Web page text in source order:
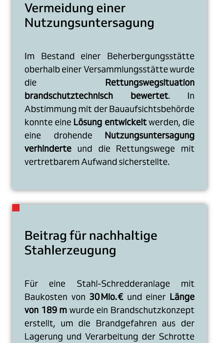
Vermeidung einer
Nutzungsuntersagung
Im Bestand einer Beherbergungsstätte
oberhalb einer Versammlungsstätte wurde
die Rettungswegsituation
brandschutztechnisch bewertet. In
Abstimmung mit der Bauaufsichtsbehörde
konnte eine Lösung entwickeltwerden, die
eine drohende Nutzungsuntersagung
verhinderte und die Rettungswege mit
vertretbarem Aufwand sicherstellte.
Beitrag für nachhaltige
Stahlerzeugung
Für eine Stahl-Schredderanlage mit
Baukosten von 30 Mio. € und einer Länge
von 189 m wurde ein Brandschutzkonzept
erstellt, um die Brandgefahren aus der
Lagerung und Verarbeitung der Schrotte